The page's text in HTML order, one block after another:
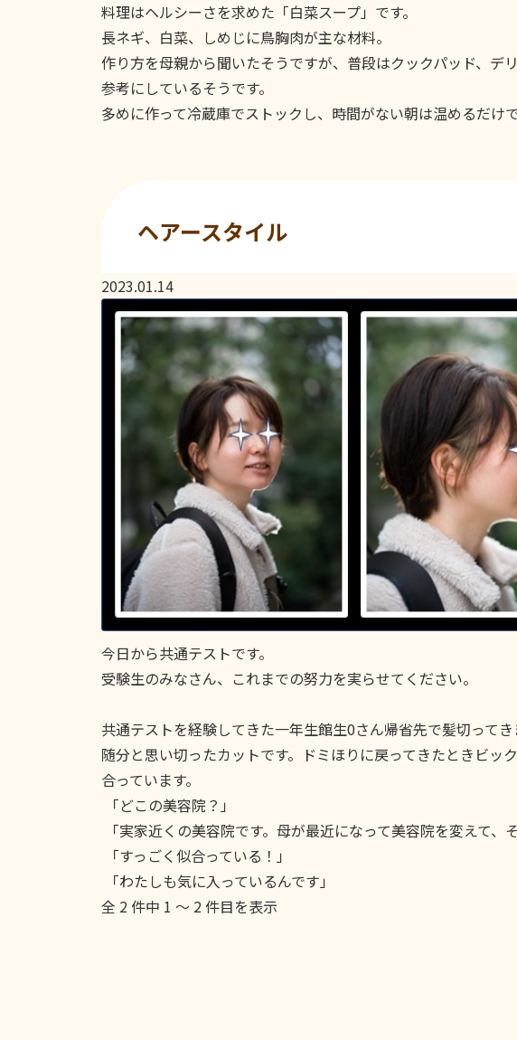
料理はヘルシーさを求めた「白菜スープ」です。
長ネギ、白菜、しめじに鳥胸肉が主な材料。
作り方を母親から聞いたそうですが、普段はクックパッド、
参考にしているそうです。
多めに作って冷蔵庫でストックし、時間がない朝は温めるだけ
ヘアースタイル
2023.01.14
今日から共通テストです。
受験生のみなさん、これまでの努力を実らせてください。
共通テストを経験してきた一年生館生0さん帰省先で髪切ってき
随分と思い切ったカットです。ドミほりに戻ってきたときビッ
合っています。
「どこの美容院？」
「実家近くの美容院です。母が最近になって美容院を変えて、
「すっごく似合っている！」
「わたしも気に入っているんです」
全 2 件中 1 〜 2 件目を表示